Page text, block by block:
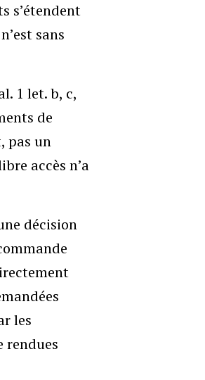
s’étendent
sans
1 let. b, c,
de
pas un
accès n’a
décision
les
rendues